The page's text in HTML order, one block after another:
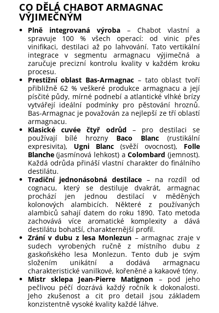
CO DĚLÁ CHABOT ARMAGNAC
VÝJIMEČNÝM
Plně integrovaná výroba– Chabot vlastní a
spravuje 100 % všech operací: od vinic přes
vinifikaci, destilaci až po lahvování. Tato vertikální
integrace v segmentu armagnacu výjimečná a
zaručuje precizní kontrolu kvality v každém kroku
procesu.
Prestižní oblast Bas-Armagnac – tato oblast tvoří
přibližně 62 % veškeré produkce armagnacu a její
písčité půdy, mírné podnebí a atlantické vlhké brízy
vytvářejí ideální podmínky pro pěstování hroznů.
Bas-Armagnac je považován za nejlepší ze tří oblastí
armagnacu.
Klasické cuvée čtyř odrůd – pro destilaci se
používají bílé hrozny Baco Blanc (rustikální
expresivita), Ugni Blanc(svěží ovocnost), Folle
Blanche(jasmínová lehkost) aColombard (jemnost).
Každá odrůda přináší vlastní charakter do finálního
destilátu.
Tradiční jednonásobná destilace – na rozdíl od
cognacu, který se destiluje dvakrát, armagnac
prochází jen jednou destilací v měděných
kolonových alambicích. Některé z používaných
alambiců sahají datem do roku 1890. Tato metoda
zachovává více aromatické komplexity a dává
destilátu bohatší, charakternější profil.
Zrání v dubu z lesa Monlezun – armagnac zraje v
sudech vyrobených ručně z místního dubu z
gaskoňského lesa Monlezun. Tento dub je svým
složením unikátní a dodává armagnacu
charakteristické vanilkové, kořeněné a kakaové tóny.
Mistr sklepa Jean-Pierre Matignon – pod jeho
pečlivou péčí dozrává každý ročník k dokonalosti.
Jeho zkušenost a cit pro detail jsou základem
konzistentně vysoké kvality každé láhve.